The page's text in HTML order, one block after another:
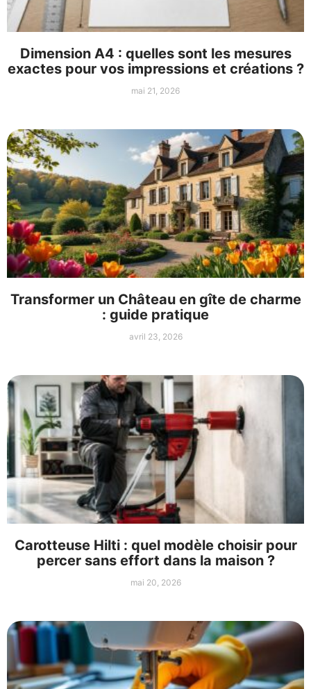
Dimension A4 : quelles sont les mesures
exactes pour vos impressions et créations ?
mai 21, 2026
Transformer un Château en gîte de charme
: guide pratique
avril 23, 2026
Carotteuse Hilti : quel modèle choisir pour
percer sans effort dans la maison ?
mai 20, 2026